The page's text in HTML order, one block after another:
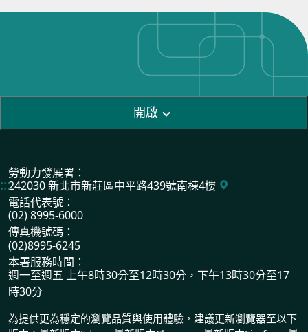
開啟
:::
勞動力發展署：
242030 新北市新莊區中平路439號南棟4樓
電話代表號：
(02) 8995-6000
傳真機號碼：
(02)8995-6245
本署服務時間：
週一至週五 上午8時30分至12時30分，下午13時30分至17
時30分
為提供更為穩定的瀏覽品質與使用體驗，建議更新瀏覽器至以下